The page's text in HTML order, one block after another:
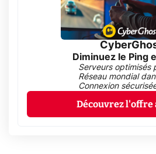
Diminuez le Ping
Serveurs optimisés
Réseau mondial
Connexion
Découvrez l'offre